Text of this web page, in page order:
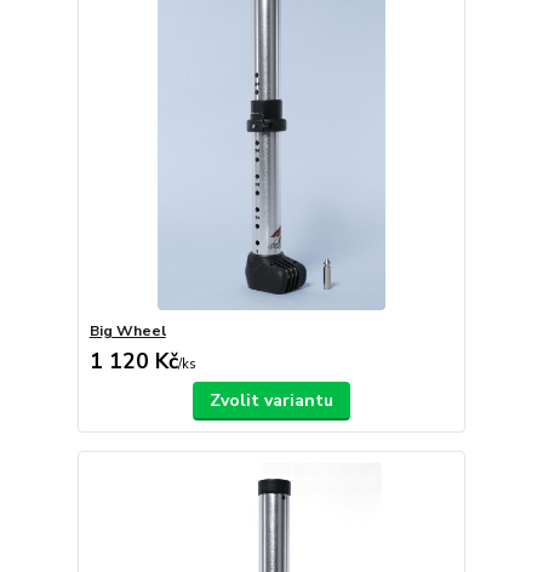
Big Wheel
1 120 Kč/ks
Zvolit variantu